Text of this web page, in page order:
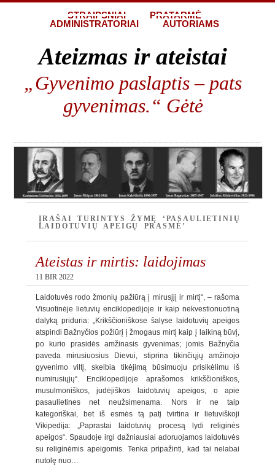
STRAIPSNIAI
PRATARMĖ
ADMINISTRATORIAI
AUTORIAMS
Ateizmas ir ateistai
„Gyvenimo paslaptis – pats
gyvenimas.“ Gėtė
ĮRAŠAI TURINTYS ŽYMĘ ‘PASAULIETINIŲ
LAIDOTUVIŲ APEIGŲ PRASMĖ’
Ateistas ir mirtis: laidojimas
11 BIR 2022
Laidotuvės rodo žmonių pažiūrą į mirusįjį ir mirtį“, – rašoma
Visuotinėje lietuvių enciklopedijoje ir kaip nekvestionuotiną
dalyką priduria: „Krikščioniškose šalyse laidotuvių apeigos
atspindi Bažnyčios požiūrį į žmogaus mirtį kaip į laikiną būvį,
po kurio prasidės amžinasis gyvenimas; jomis Bažnyčia
paveda mirusiuosius Dievui, stiprina tikinčiųjų amžinojo
gyvenimo viltį, skelbia tikėjimą būsimuoju prisikėlimu iš
numirusiųjų“. Enciklopedijoje aprašomos krikščioniškos,
musulmoniškos, judėjiškos laidotuvių apeigos, o apie
pasaulietines net neužsimenama. Nors ir ne taip
kategoriškai, bet iš esmės tą patį tvirtina ir lietuviškoji
Vikipedija: „Paprastai laidotuvių procesą lydi religinės
apeigos“. Spaudoje irgi dažniausiai adoruojamos laidotuvės
su religinėmis apeigomis. Tenka pripažinti, kad tai nelabai
nutolę nuo…